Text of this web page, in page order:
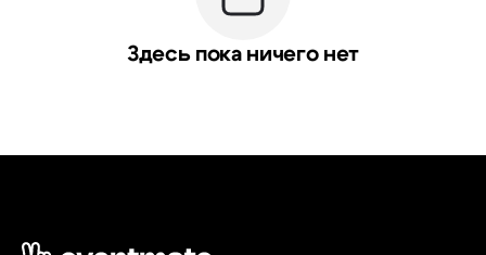
Здесь пока ничего нет